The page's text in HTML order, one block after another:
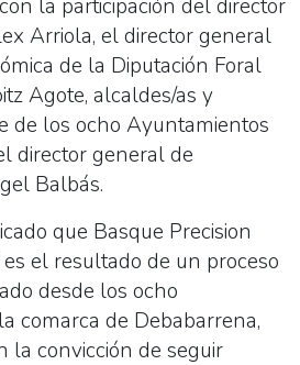
la participación del director
Arriola, el director general
de la Diputación Foral
Agote, alcaldes/as y
de los ocho Ayuntamientos
director general de
Balbás.
que Basque Precision
el resultado de un proceso
desde los ocho
comarca de Debabarrena,
la convicción de seguir